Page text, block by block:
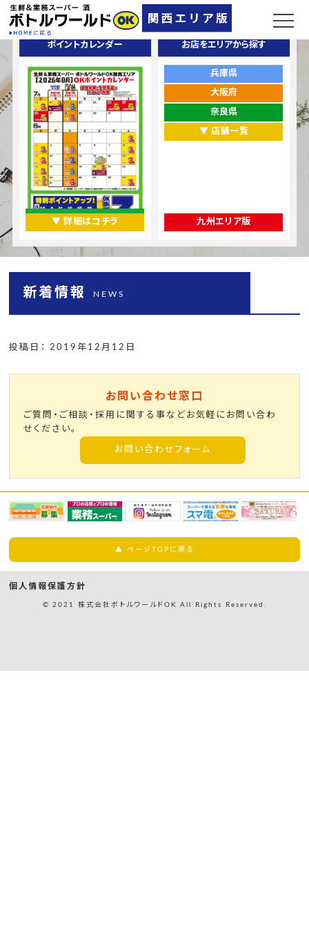
ポイントカレンダー
▼ 詳細はコチラ
お店をエリアから探す
兵庫県
大阪府
奈良県
▼ 店舗一覧
九州エリア版
新着情報 NEWS
投稿日： 2019年12月12日
お問い合わせ窓口
ご質問・ご相談・採用に関する事などお気軽にお問い合わ
せください。
お問い合わせフォーム
▲ ページTOPに戻る
個人情報保護方針
© 2021 株式会社ボトルワールドOK All Rights Reserved.